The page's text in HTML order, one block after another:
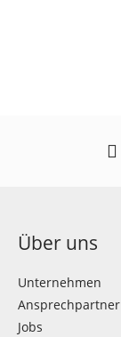
Über uns
Unternehmen
Ansprechpartner
Jobs